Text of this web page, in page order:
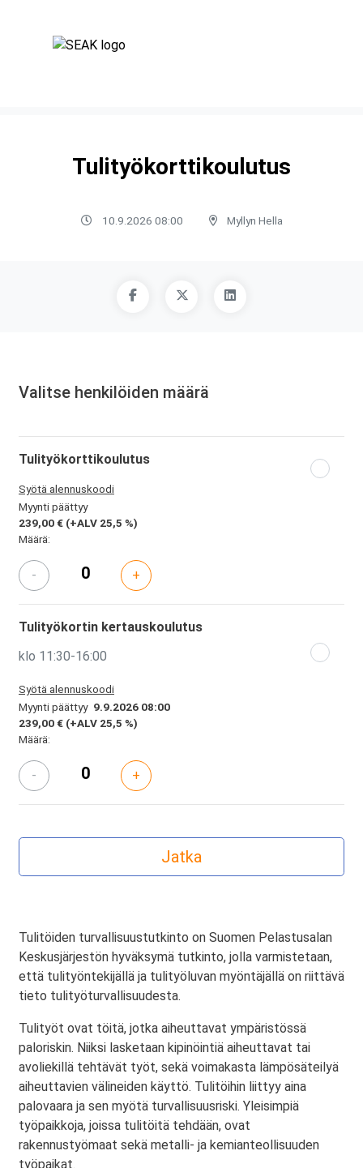
Tulityökorttikoulutus
10.9.2026 08:00 Myllyn Hella
Valitse henkilöiden määrä
Tulityökorttikoulutus
Syötä alennuskoodi
Myynti päättyy
239,00 € (+ALV 25,5 %)
Määrä:
- +
Tulityökortin kertauskoulutus
klo 11:30-16:00
Syötä alennuskoodi
Myynti päättyy 9.9.2026 08:00
239,00 € (+ALV 25,5 %)
Määrä:
- +
Tulitöiden turvallisuustutkinto on Suomen Pelastusalan
Keskusjärjestön hyväksymä tutkinto, jolla varmistetaan,
että tulityöntekijällä ja tulityöluvan myöntäjällä on riittävä
tieto tulityöturvallisuudesta.
Tulityöt ovat töitä, jotka aiheuttavat ympäristössä
paloriskin. Niiksi lasketaan kipinöintiä aiheuttavat tai
avoliekillä tehtävät työt, sekä voimakasta lämpösäteilyä
aiheuttavien välineiden käyttö. Tulitöihin liittyy aina
palovaara ja sen myötä turvallisuusriski. Yleisimpiä
työpaikkoja, joissa tulitöitä tehdään, ovat
rakennustyömaat sekä metalli- ja kemianteollisuuden
työpaikat.